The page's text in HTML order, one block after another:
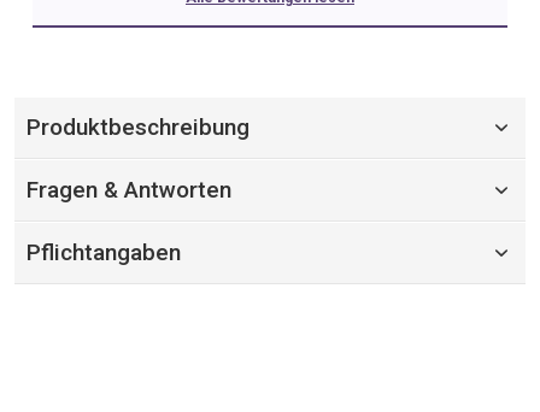
Produktbeschreibung
Fragen & Antworten
Pflichtangaben